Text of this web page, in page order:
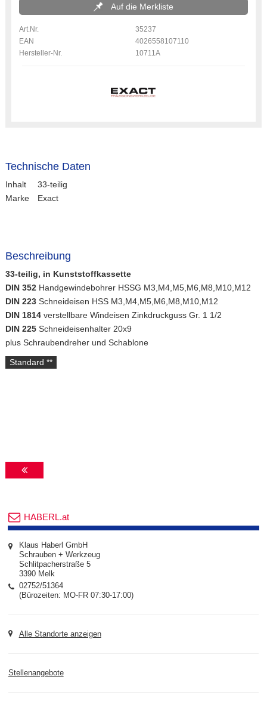
Auf die Merkliste
Art.Nr.
35237
EAN
4026558107110
Hersteller-Nr.
10711A
Technische Daten
Inhalt
Marke
33-teilig
Exact
Beschreibung
33-teilig, in Kunststoffkassette
DIN 352 Handgewindebohrer HSSG M3,M4,M5,M6,M8,M10,M12
DIN 223 Schneideisen HSS M3,M4,M5,M6,M8,M10,M12
DIN 1814 verstellbare Windeisen Zinkdruckguss Gr. 1 1/2
DIN 225 Schneideisenhalter 20x9
plus Schraubendreher und Schablone
Standard **
HABERL.at
Klaus Haberl GmbH
Schrauben + Werkzeug
Schlitpacherstraße 5
3390 Melk
02752/51364
(Bürozeiten: MO-FR 07:30-17:00)
Alle Standorte anzeigen
Stellenangebote